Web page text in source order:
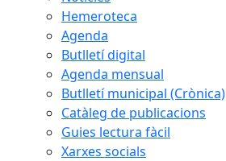
Hemeroteca
Agenda
Butlletí digital
Agenda mensual
Butlletí municipal (Crònica)
Catàleg de publicacions
Guies lectura fàcil
Xarxes socials